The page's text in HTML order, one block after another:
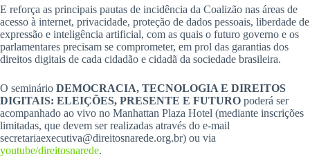
E reforça as principais pautas de incidência da Coalizão nas áreas de
acesso à internet, privacidade, proteção de dados pessoais, liberdade de
expressão e inteligência artificial, com as quais o futuro governo e os
parlamentares precisam se comprometer, em prol das garantias dos
direitos digitais de cada cidadão e cidadã da sociedade brasileira.
O seminário DEMOCRACIA, TECNOLOGIA E DIREITOS
DIGITAIS: ELEIÇÕES, PRESENTE E FUTURO poderá ser
acompanhado ao vivo no Manhattan Plaza Hotel (mediante inscrições
limitadas, que devem ser realizadas através do e-mail
secretariaexecutiva@direitosnarede.org.br) ou via
youtube/direitosnarede.